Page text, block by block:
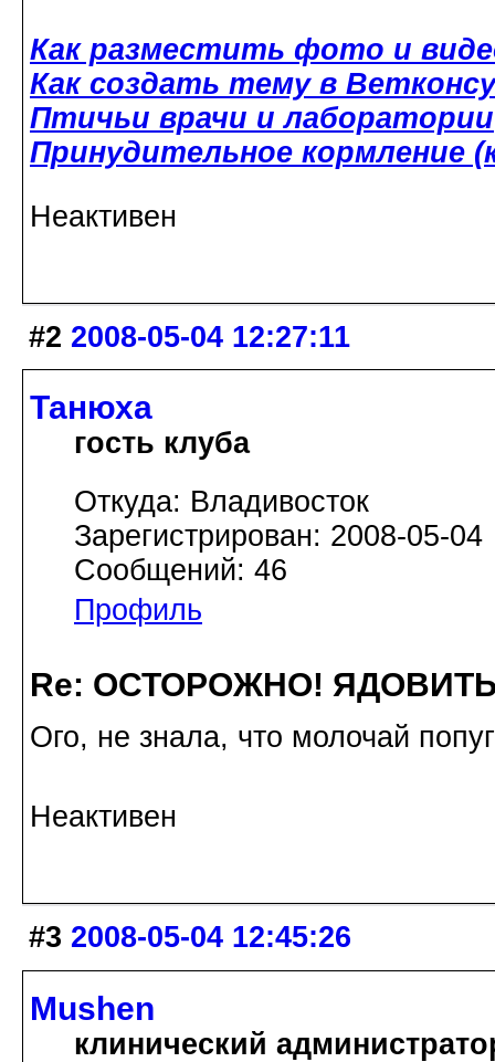
Как разместить фото и
Как создать тему в
Птичьи врачи и лаборатории
Принудительное кормление
Неактивен
#2 2008-05-04 12:27:11
Танюха
гость клуба
Откуда: Владивосток
Зарегистрирован: 2008-05-04
Сообщений: 46
Профиль
Re: ОСТОРОЖНО!
Ого, не знала, что молочай
Неактивен
#3 2008-05-04 12:45:26
Mushen
клинический